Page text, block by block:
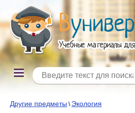
Другие предметы \ Экология